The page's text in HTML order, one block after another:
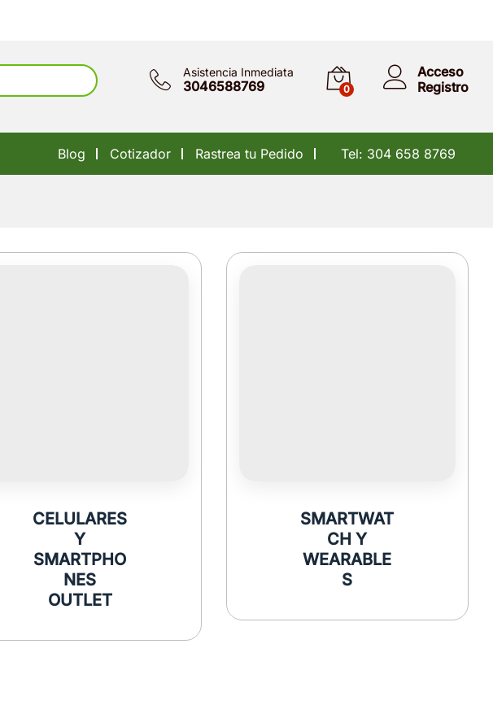
Asistencia Inmediata
3046588769 0
Acceso
Registro
Blog Cotizador Rastrea tu Pedido Tel: 304 658 8769
CELULARES
Y
SMARTPHO
NES
OUTLET
SMARTWAT
CH Y
WEARABLE
S